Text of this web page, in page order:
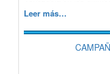
Leer más…